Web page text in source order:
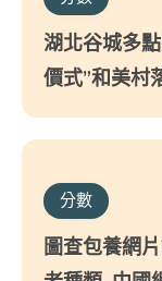
湖北谷城多
價式”和美村
分數
圖查包養網